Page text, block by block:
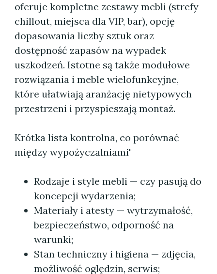
oferuje kompletne zestawy mebli (strefy
chillout, miejsca dla VIP, bar), opcję
dopasowania liczby sztuk oraz
dostępność zapasów na wypadek
uszkodzeń. Istotne są także modułowe
rozwiązania i meble wielofunkcyjne,
które ułatwiają aranżację nietypowych
przestrzeni i przyspieszają montaż.
Krótka lista kontrolna, co porównać
między wypożyczalniami"
Rodzaje i style mebli — czy pasują do
koncepcji wydarzenia;
Materiały i atesty — wytrzymałość,
bezpieczeństwo, odporność na
warunki;
Stan techniczny i higiena — zdjęcia,
możliwość oględzin, serwis;